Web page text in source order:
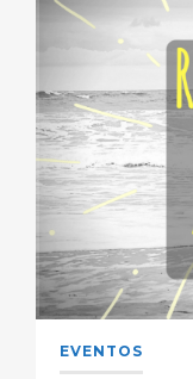
EVENTOS